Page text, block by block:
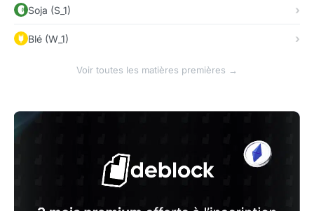
Soja (S_1)
Blé (W_1)
Voir toutes les matières premières →